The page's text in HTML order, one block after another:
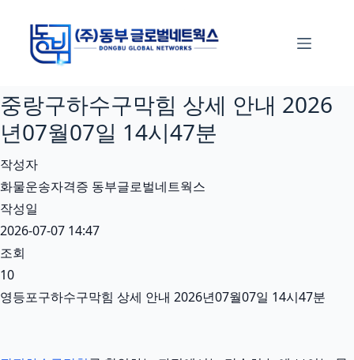
건
너
뛰
기
중랑구하수구막힘 상세 안내 2026
년07월07일 14시47분
작성자
화물운송자격증 동부글로벌네트웍스
작성일
2026-07-07 14:47
조회
10
영등포구하수구막힘 상세 안내 2026년07월07일 14시47분